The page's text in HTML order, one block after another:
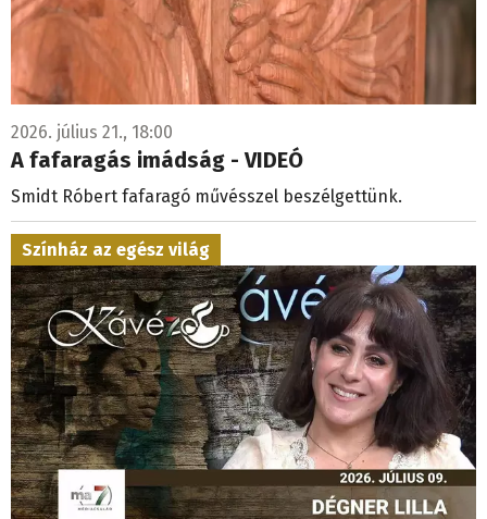
2026. július 21., 18:00
A fafaragás imádság - VIDEÓ
Smidt Róbert fafaragó művésszel beszélgettünk.
Színház az egész világ